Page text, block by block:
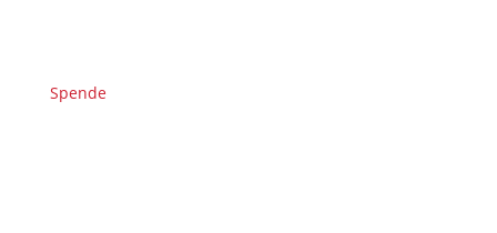
Spende